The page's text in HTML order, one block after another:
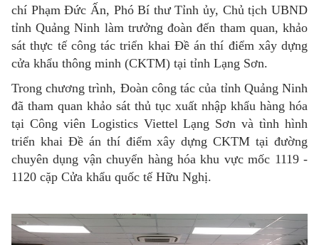
chí Phạm Đức Ấn, Phó Bí thư Tỉnh ủy, Chủ tịch UBND
tỉnh Quảng Ninh làm trưởng đoàn đến tham quan, khảo
sát thực tế công tác triển khai Đề án thí điểm xây dựng
cửa khẩu thông minh (CKTM) tại tỉnh Lạng Sơn.
Trong chương trình, Đoàn công tác của tỉnh Quảng Ninh
đã tham quan khảo sát thủ tục xuất nhập khẩu hàng hóa
tại Công viên Logistics Viettel Lạng Sơn và tình hình
triển khai Đề án thí điểm xây dựng CKTM tại đường
chuyên dụng vận chuyển hàng hóa khu vực mốc 1119 -
1120 cặp Cửa khẩu quốc tế Hữu Nghị.